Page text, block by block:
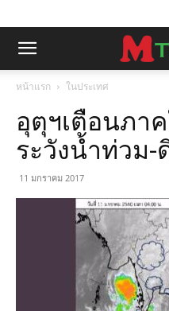
หน้าแรก ในประเทศ
อุตุฯเตือนภา
ระวังน้ำท่วม-
11 มกราคม 2017